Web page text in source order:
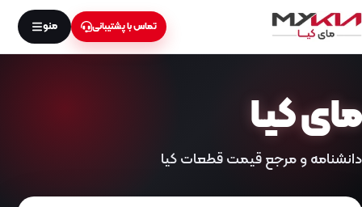
تماس با پشتیبانی منو
مای کیـا
دانشنامه و مرجع قیمت قطعات کیا